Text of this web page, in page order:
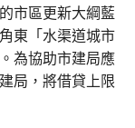
市區更新大綱藍
東「水渠道城市
為協助市建局應
局，將借貸上限